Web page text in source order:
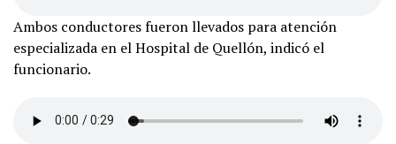
Ambos conductores fueron llevados para atención
especializada en el Hospital de Quellón, indicó el
funcionario.